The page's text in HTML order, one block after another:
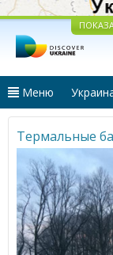
Меню
Термальные